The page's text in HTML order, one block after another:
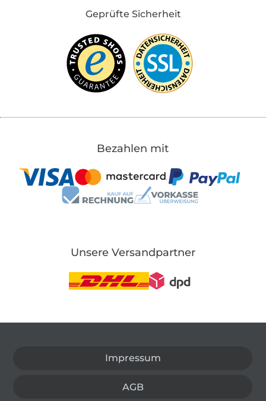
Geprüfte Sicherheit
Bezahlen mit
Unsere Versandpartner
Impressum
AGB